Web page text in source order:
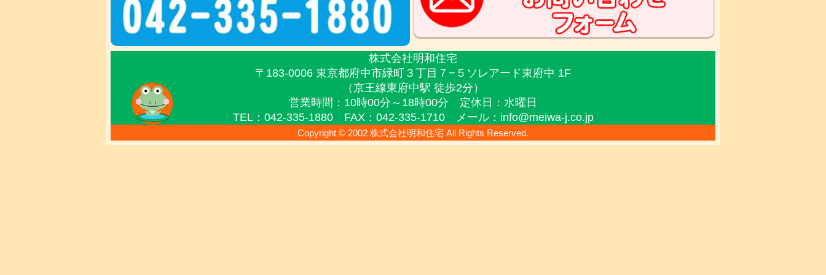
株式会社明和住宅
〒183-0006 東京都府中市緑町３丁目７−５ ソレアード東府中 1F
（京王線東府中駅 徒歩2分）
営業時間：10時00分～18時00分 定休日：水曜日
TEL：042-335-1880 FAX：042-335-1710メール：info@meiwa-j.co.jp
Copyright © 2002 株式会社明和住宅 All Rights Reserved.